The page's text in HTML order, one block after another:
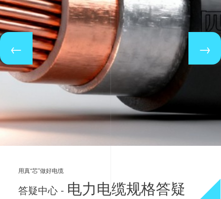
用真“芯”做好电缆
答疑中心 - 电力电缆规格答疑